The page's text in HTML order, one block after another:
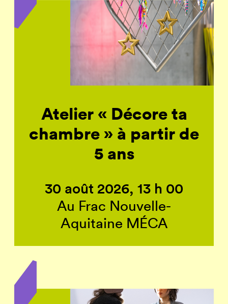
Atelier « Décore ta
chambre » à partir de
5 ans
30 août 2026, 13 h 00
Au Frac Nouvelle-
Aquitaine MÉCA